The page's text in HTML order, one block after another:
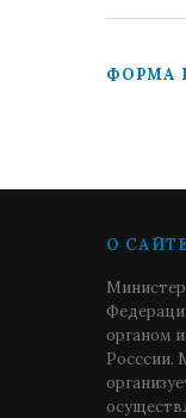
ФОРМА
О САЙТЕ
органом
Росссии.